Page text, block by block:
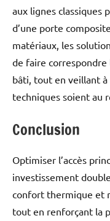
aux lignes classiques
d’une porte
matériaux, les
de faire correspondre
bâti, tout en veillant
techniques soient au
Conclusion
Optimiser l’accès
investissement
confort thermique et
tout en renforçant la